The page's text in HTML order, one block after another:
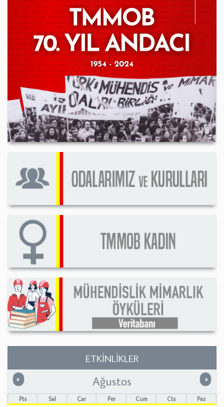
ETKİNLİKLER
« Önceki »
Ağustos
Pts Sal Çar Per Cum Cts
Paz